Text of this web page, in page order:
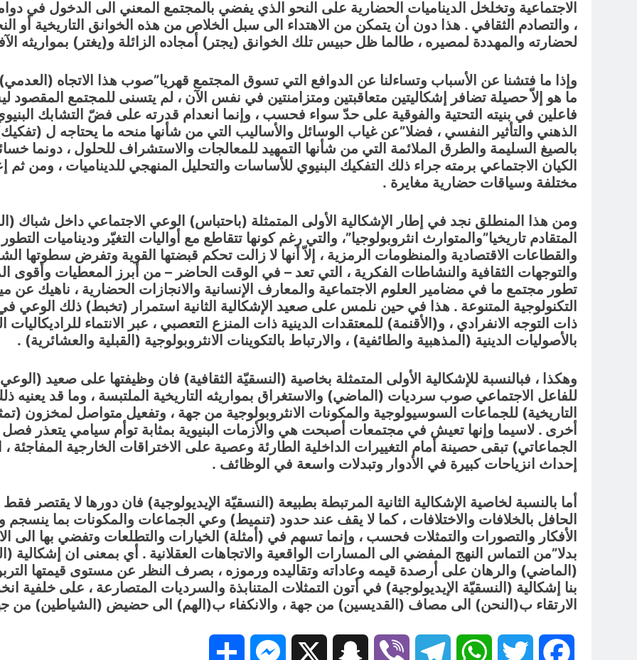
الاجتماعية وتخلخل الديناميات الحضارية على النحو الذي يفضي بالمجتمع المعني الى الدخول في
، والتصادم الثقافي . هذا دون أن يتمكن من الاهتداء الى سبل الخلاص من هذه الخوانق التاريخية أو
لحضارته والمهددة لمصيره ، طالما ظل حبيس تلك الخوانق (يجتر) أمجاده الزائلة و(يغتر) بمواريثه
وإذا ما فتشنا عن الأسباب وتساءلنا عن الدوافع التي تسوق المجتمع قهريا”صوب هذا الاتجاه
ما هو إلاّ حصيلة تضافر إشكاليتين متعاقبتين ومتزامنتين في نفس الآن ، لم يتسنى للمجتمع
فاعلين في بنيته التحتية والفوقية على حدّ سواء فحسب ، وإنما انعدام قدرته على فضّ التشابك البنيوي
الذهني والتأثير النفسي ، فضلا”عن غياب الوسائل والأساليب التي من شأنها منحه ما يحتاجه ل
بالصيغ السليمة والطرق الملائمة التي من شأنها التمهيد للمعالجات والاستشراف للحلول ، دونما
الكيان الاجتماعي برمته جراء ذلك التفكيك البنيوي للأساسات والتحليل المنهجي للديناميات ، ومن
مختلفة وسياقات حضارية مغايرة .
ومن هذا المنطلق نجد في إطار الإشكالية الأولى المتمثلة (باحتباس) الوعي الاجتماعي داخل شباك
المتقادم تاريخيا”والمتوارث انثروبولوجيا”، والتي رغم كونها تتقاطع مع أواليات التغيّر وديناميات
والقطاعات الاقتصادية والمنظومات الرمزية ، إلاّ أنها لا زالت تحكم قبضتها القوية وتفرض سطوتها
والتوجهات الثقافية والنشاطات الفكرية ، التي تعد – في الوقت الحاضر – من أبرز المعطيات
تطور مجتمع ما في مضامير العلوم الاجتماعية والمعارف الإنسانية والانجازات الحضارية ، ناهيك عن
التكنولوجية المتنوعة . هذا في حين نلمس على صعيد الإشكالية الثانية استمرار (تخبط) ذلك الوعي
ذات التوجه الانفرادي ، و(الأقنمة) للمعتقدات الدينية ذات المنزع التعصبي ، عبر الانتماء للراديكاليات
بالأصوليات الدينية (المذهبية والطائفية) ، والارتباط بالتكوينات الانثروبولوجية (القبلية والعشائرية) .
وهكذا ، فبالنسبة للإشكالية الأولى المتمثلة بخاصية (النسقيّة الثقافية) فان وظيفتها على صعيد
للفاعل الاجتماعي صوب سرديات (الماضي) والاستغراق بمواريثه التاريخية الملتبسة ، وما قد
التاريخية) للجماعات السوسيولوجية والمكونات الانثروبولوجية من جهة ، وتفعيل متواصل لمخزون
أخرى . لاسيما وإنها تعيش في مجتمعات أصبحت هي والأزمات البنيوية بمثابة توأم سيامي يتعذر فصل
الجماعاتي) تبقى حصينة أمام التغييرات الداخلية الطارئة وعصية على الاختراقات الخارجية
إحداث انزياحات كبيرة في الأدوار وتبدلات واسعة في الوظائف .
أما بالنسبة لخاصية الإشكالية الثانية المرتبطة بطبيعة (النسقيّة الإيديولوجية) فان دورها لا يقتصر
الحافل بالخلافات والاختلافات ، كما لا يقف عند حدود (تنميط) وعي الجماعات والمكونات بما
الأفكار والتصورات والتمثلات فحسب ، وإنما تسهم في (أمثلة) الخيارات والتطلعات وتفضي بها الى
بدلا”من التماس النهج المفضي الى المسارات الواقعية والاتجاهات العقلانية . أي بمعنى ان إشكالية
(الماضي) والرهان على أرصدة قيمه وعاداته وتقاليده ورموزه ، بصرف النظر عن مستوى قيمتها
بنا إشكالية (النسقيّة الإيديولوجية) في أتون التمثلات المتنابذة والسرديات المتصارعة ، على
الارتقاء ب(النحن) الى مصاف (القديسين) من جهة ، والانكفاء ب(الهم) الى حضيض (الشياطين) من
Facebook
Twitter
WhatsApp
Telegram
Viber
Snapchat
Messenger